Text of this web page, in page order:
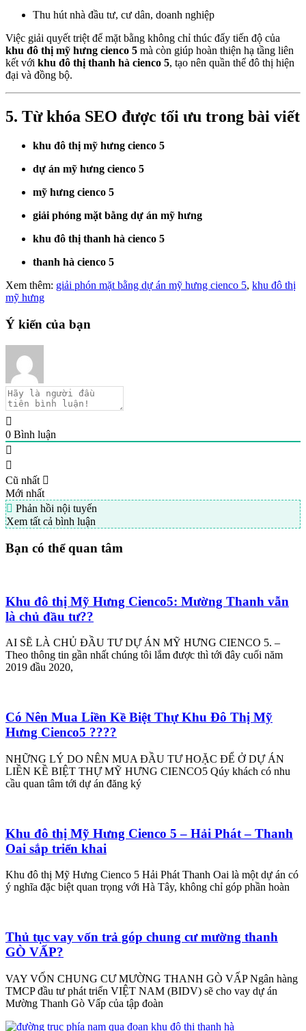
Thu hút nhà đầu tư, cư dân, doanh nghiệp
Việc giải quyết triệt để mặt bằng không chỉ thúc đẩy tiến độ của
khu đô thị mỹ hưng cienco 5 mà còn giúp hoàn thiện hạ tầng liên
kết với khu đô thị thanh hà cienco 5, tạo nên quần thể đô thị hiện
đại và đồng bộ.
5. Từ khóa SEO được tối ưu trong bài viết
khu đô thị mỹ hưng cienco 5
dự án mỹ hưng cienco 5
mỹ hưng cienco 5
giải phóng mặt bằng dự án mỹ hưng
khu đô thị thanh hà cienco 5
thanh hà cienco 5
Xem thêm: giải phón mặt bằng dự án mỹ hưng cienco 5, khu đô thị
mỹ hưng
Ý kiến của bạn
0 Bình luận
Cũ nhất
Mới nhất
Phản hồi nội tuyến
Xem tất cả bình luận
Bạn có thể quan tâm
Khu đô thị Mỹ Hưng Cienco5: Mường Thanh vẫn
là chủ đầu tư??
AI SẼ LÀ CHỦ ĐẦU TƯ DỰ ÁN MỸ HƯNG CIENCO 5. –
Theo thông tin gần nhất chúng tôi lắm được thì tới đây cuối năm
2019 đầu 2020,
Có Nên Mua Liền Kề Biệt Thự Khu Đô Thị Mỹ
Hưng Cienco5 ????
NHỮNG LÝ DO NÊN MUA ĐẦU TƯ HOẶC ĐỂ Ở DỰ ÁN
LIỀN KỀ BIỆT THỰ MỸ HƯNG CIENCO5 Qúy khách có nhu
cầu quan tâm tới dự án đăng ký
Khu đô thị Mỹ Hưng Cienco 5 – Hải Phát – Thanh
Oai sắp triển khai
Khu đô thị Mỹ Hưng Cienco 5 Hải Phát Thanh Oai là một dự án có
ý nghĩa đặc biệt quan trọng với Hà Tây, không chỉ góp phần hoàn
Thủ tục vay vốn trả góp chung cư mường thanh
GÒ VẤP?
VAY VỐN CHUNG CƯ MƯỜNG THANH GÒ VẤP Ngân hàng
TMCP đầu tư phát triển VIỆT NAM (BIDV) sẽ cho vay dự án
Mường Thanh Gò Vấp của tập đoàn